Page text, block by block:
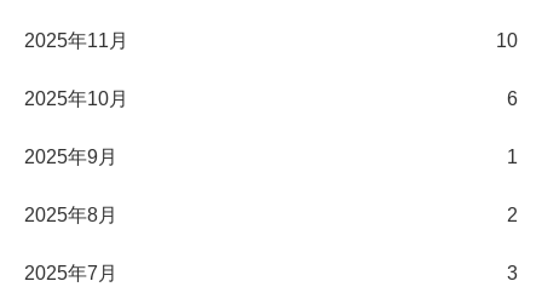
2025年11月 10
2025年10月 6
2025年9月 1
2025年8月 2
2025年7月 3